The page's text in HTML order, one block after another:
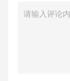
调整03每考